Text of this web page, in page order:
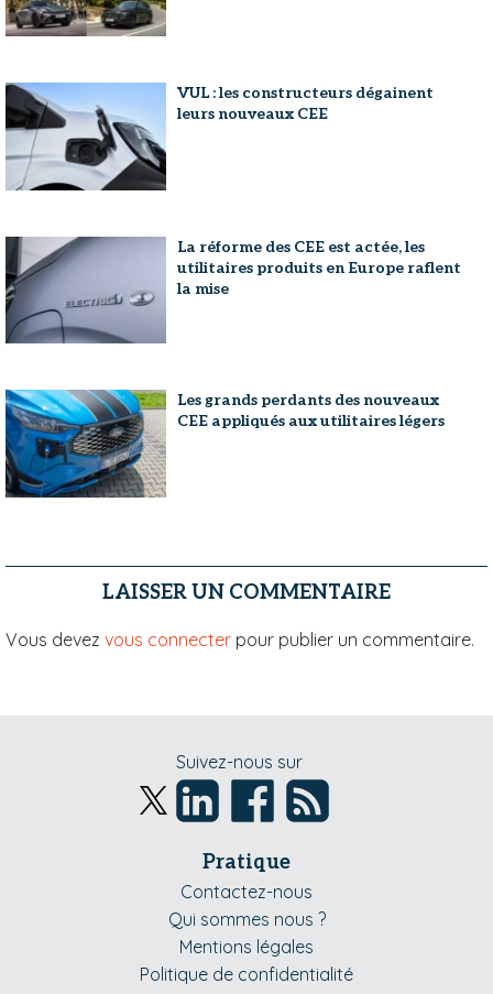
VUL : les constructeurs dégainent
leurs nouveaux CEE
La réforme des CEE est actée, les
utilitaires produits en Europe raflent
la mise
Les grands perdants des nouveaux
CEE appliqués aux utilitaires légers
LAISSER UN COMMENTAIRE
Vous devez vous connecter pour publier un commentaire.
Suivez-nous sur
Pratique
Contactez-nous
Qui sommes nous ?
Mentions légales
Politique de confidentialité